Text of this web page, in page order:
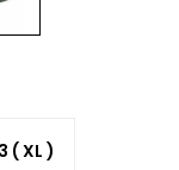
( XL )